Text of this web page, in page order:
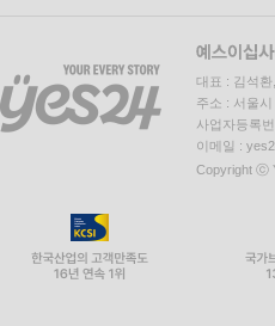
대표 : 김석
주소 : 서울
사업자등록
이메일 :
Copyright ⓒ